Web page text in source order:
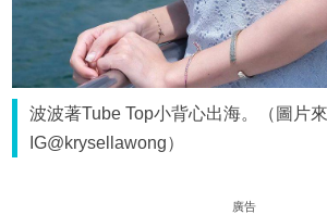
波波著Tube Top小背心出海。（圖片來
IG@krysellawong）
廣告